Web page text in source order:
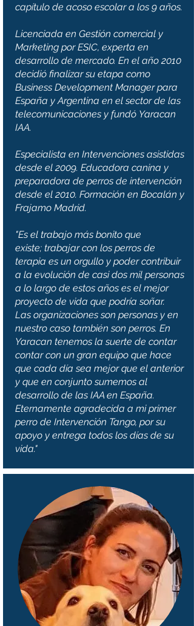
capítulo de acoso escolar a los 9 años.
Licenciada en Gestión comercial y
Marketing por ESIC, experta en
desarrollo de mercado. En el año 2010
decidió finalizar su etapa como
Business Development Manager para
España y Argentina en el sector de las
telecomunicaciones y fundó Yaracan
IAA.
Especialista en Intervenciones asistidas
desde el 2009. Educadora canina y
preparadora de perros de intervención
desde el 2010. Formación en Bocalán y
Frajamo Madrid.
"Es el trabajo más bonito que
existe; trabajar con los perros de
terapia es un orgullo y poder contribuir
a la evolución de casi dos mil personas
a lo largo de estos años es el mejor
proyecto de vida que podría soñar.
Las organizaciones son personas y en
nuestro caso también son perros. En
Yaracan tenemos la suerte de contar
contar con un gran equipo que hace
que cada día sea mejor que el anterior
y que en conjunto sumemos al
desarrollo de las IAA en España.
Eternamente agradecida a mi primer
perro de Intervención Tango, por su
apoyo y entrega todos los días de su
vida."